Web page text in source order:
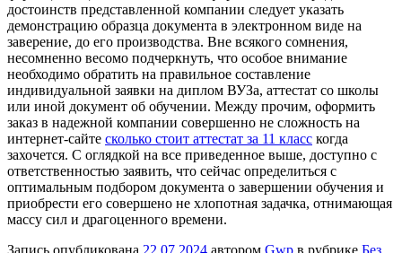
достоинств представленной компании следует указать
демонстрацию образца документа в электронном виде на
заверение, до его производства. Вне всякого сомнения,
несомненно весомо подчеркнуть, что особое внимание
необходимо обратить на правильное составление
индивидуальной заявки на диплом ВУЗа, аттестат со школы
или иной документ об обучении. Между прочим, оформить
заказ в надежной компании совершенно не сложность на
интернет-сайте сколько стоит аттестат за 11 класс когда
захочется. С оглядкой на все приведенное выше, доступно с
ответственностью заявить, что сейчас определиться с
оптимальным подбором документа о завершении обучения и
приобрести его совершено не хлопотная задачка, отнимающая
массу сил и драгоценного времени.